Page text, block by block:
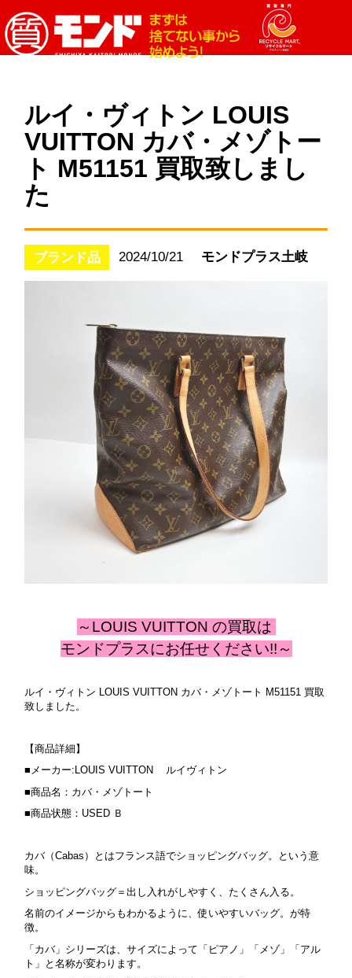
ルイ・ヴィトン LOUIS
VUITTON カバ・メゾトー
ト M51151 買取致しまし
た
ブランド品 2024/10/21 モンドプラス土岐
～LOUIS VUITTON の買取は
モンドプラスにお任せください!!～
ルイ・ヴィトン LOUIS VUITTON カバ・メゾトート M51151 買取
致しました。
【商品詳細】
■メーカー:LOUIS VUITTON ルイヴィトン
■商品名：カバ・メゾトート
■商品状態：USED Ｂ
カバ（Cabas）とはフランス語でショッピングバッグ。という意
味。
ショッピングバッグ＝出し入れがしやすく、たくさん入る。
名前のイメージからもわかるように、使いやすいバッグ。が特
徴。
「カバ」シリーズは、サイズによって「ピアノ」「メゾ」「アル
ト」と名称が変わります。